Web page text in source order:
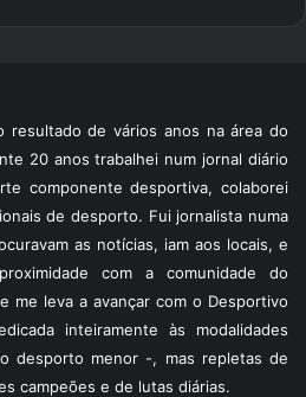
de vários anos na área do
20 anos trabalhei num jornal diário
componente desportiva, colaborei
de desporto. Fui jornalista numa
as notícias, iam aos locais, e
com a comunidade do
me leva a avançar com o Desportivo
inteiramente às modalidades
desporto menor -, mas repletas de
campeões e de lutas diárias.